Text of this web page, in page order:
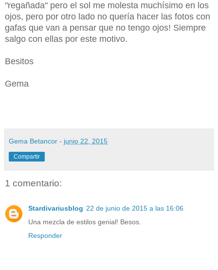
"regañada" pero el sol me molesta muchísimo en los
ojos, pero por otro lado no quería hacer las fotos con
gafas que van a pensar que no tengo ojos! Siempre
salgo con ellas por este motivo.
Besitos
Gema
Gema Betancor - junio 22, 2015
Compartir
1 comentario:
Stardivariusblog 22 de junio de 2015 a las 16:06
Una mezcla de estilos genial! Besos.
Responder